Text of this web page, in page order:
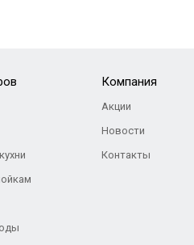
Компания
Акции
Новости
Контакты